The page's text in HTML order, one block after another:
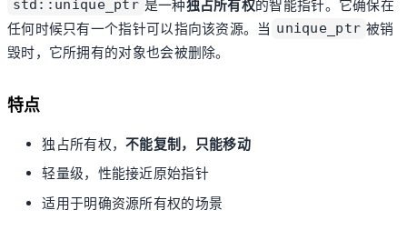
std::unique_ptr 是一种独占所有权的智能指针。它确保在
任何时候只有一个指针可以指向该资源。当 unique_ptr 被销
毁时，它所拥有的对象也会被删除。
特点
独占所有权，不能复制，只能移动
轻量级，性能接近原始指针
适用于明确资源所有权的场景